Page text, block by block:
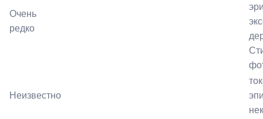
Очень
редко
Неизвестно